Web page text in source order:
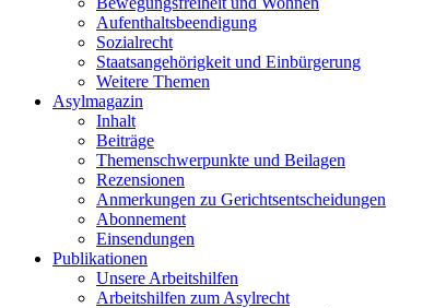
Aufenthaltsbeendigung
Sozialrecht
Staatsangehörigkeit und Einbürgerung
Weitere Themen
Asylmagazin
Inhalt
Beiträge
Themenschwerpunkte und Beilagen
Rezensionen
Anmerkungen zu Gerichtsentscheidungen
Abonnement
Einsendungen
Publikationen
Unsere Arbeitshilfen
Arbeitshilfen zum Asylrecht